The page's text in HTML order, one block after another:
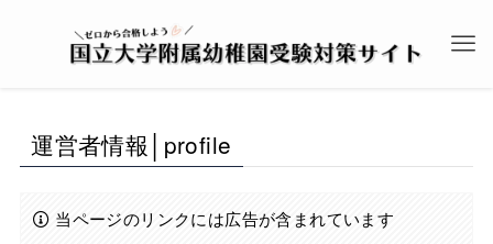
運営者情報│profile
当ページのリンクには広告が含まれています